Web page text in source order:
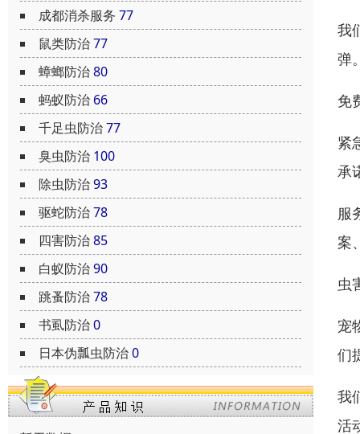
成都消杀服务 77
鼠类防治77
蟑螂防治80
蚂蚁防治 66
千足虫防治77
臭虫防治 100
除虫防治93
驱蛇防治78
四害防治85
白蚁防治90
跳蚤防治78
书虱防治0
日本伪瓢虫防治0
我
弹
免
紧
承
服
案
虫
宠
们
我
活